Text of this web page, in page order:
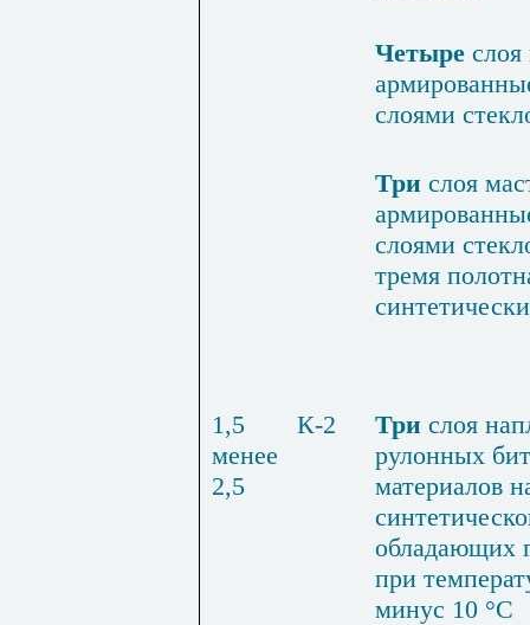
Четыре
слоями
Три слоя
слоями
тремя
1,5
менее
2,5
К-2 Три слоя
рулонных
материалов
обладающих
при
минус 10 °С